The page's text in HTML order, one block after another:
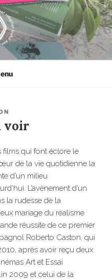
jetée à la mer ?
voir
films qui font éclore le
de la vie quotidienne la
d’un milieu
L’avènement d’un
la rudesse de la
mariage du réalisme
réussite de ce premier
Roberto Caston, qui
après avoir reçu deux
Art et Essai
2009 et celui de la